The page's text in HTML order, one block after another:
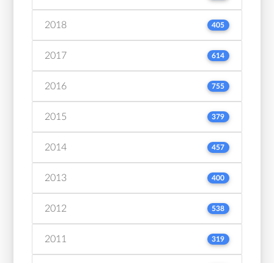
2018 405
2017 614
2016 755
2015 379
2014 457
2013 400
2012 538
2011 319